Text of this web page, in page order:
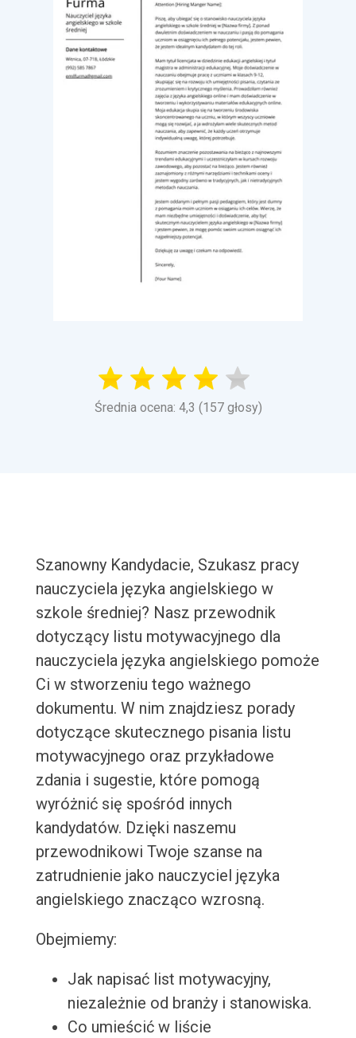
Średnia ocena: 4,3 (157 głosy)
Szanowny Kandydacie, Szukasz pracy
nauczyciela języka angielskiego w
szkole średniej? Nasz przewodnik
dotyczący listu motywacyjnego dla
nauczyciela języka angielskiego pomoże
Ci w stworzeniu tego ważnego
dokumentu. W nim znajdziesz porady
dotyczące skutecznego pisania listu
motywacyjnego oraz przykładowe
zdania i sugestie, które pomogą
wyróżnić się spośród innych
kandydatów. Dzięki naszemu
przewodnikowi Twoje szanse na
zatrudnienie jako nauczyciel języka
angielskiego znacząco wzrosną.
Obejmiemy:
Jak napisać list motywacyjny,
niezależnie od branży i stanowiska.
Co umieścić w liście